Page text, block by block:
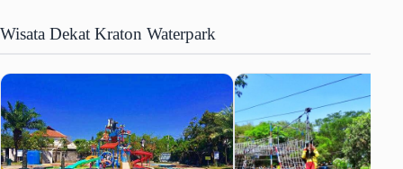
Wisata Dekat Kraton Waterpark